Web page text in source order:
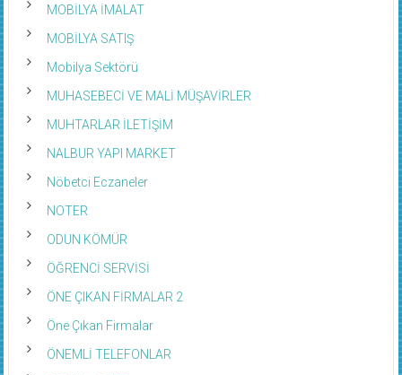
MOBİLYA İMALAT
MOBİLYA SATIŞ
Mobilya Sektörü
MUHASEBECİ VE MALİ MÜŞAVİRLER
MUHTARLAR İLETİŞİM
NALBUR YAPI MARKET
Nöbetci Eczaneler
NOTER
ODUN KÖMÜR
ÖĞRENCİ SERVİSİ
ÖNE ÇIKAN FİRMALAR 2
Öne Çıkan Firmalar
ÖNEMLİ TELEFONLAR